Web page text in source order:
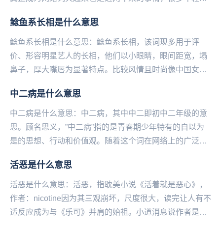
鲶鱼系长相是什么意思
鲶鱼系长相是什么意思：鲶鱼系长相，该词现多用于评
价、形容明星艺人的长相，他们以小眼睛，眼间距宽，塌
鼻子，厚大嘴唇为显著特点。比较风情且时尚像中国女
士、j...
中二病是什么意思
中二病是什么意思：中二病，其中中二即初中二年级的意
思。顾名思义，”中二病”指的是青春期少年特有的自以为
是的思想、行动和价值观。随着这个词在网络上的广泛运
活恶是什么意思
活恶是什么意思：活恶，指耽美小说《活着就是恶心》，
作者：nicotine因为其三观崩坏‌‌‌‌‌‌‌‌‌‌，尺度很大，读完让人有不
适反应成为与《乐可》并肩的始祖。小道消息说作者是名